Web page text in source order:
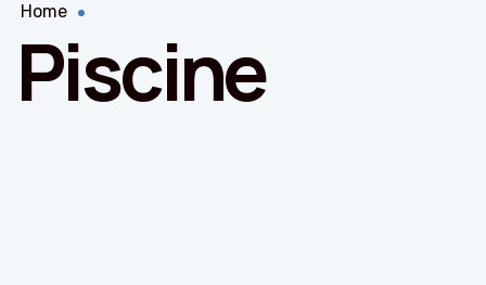
Home
Piscine